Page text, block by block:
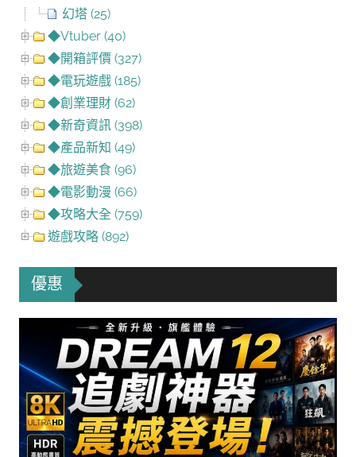
幻塔 (25)
◆Vtuber (40)
◆開箱評價 (327)
◆電玩遊戲 (185)
◆創業理財 (62)
◆新奇資訊 (398)
◆產品新知 (49)
◆旅遊美食 (96)
◆電影動漫 (66)
◆攻略大全 (759)
遊戲攻略 (892)
優惠